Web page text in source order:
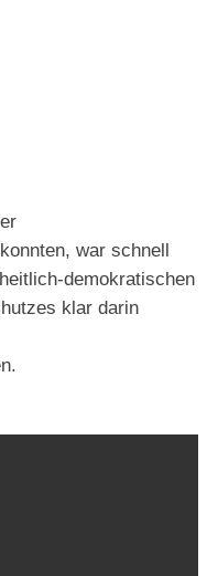
war schnell
demokratischen
klar darin